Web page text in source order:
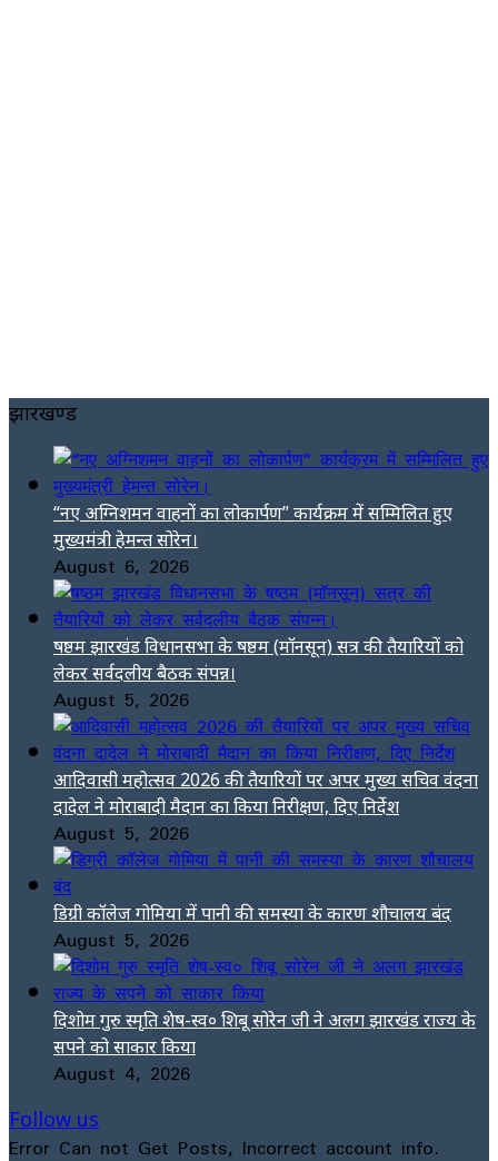
झारखण्ड
“नए अग्निशमन वाहनों का लोकार्पण” कार्यक्रम में सम्मिलित हुए
मुख्यमंत्री हेमन्त सोरेन।
August 6, 2026
षष्ठम झारखंड विधानसभा के षष्ठम (मॉनसून) सत्र की तैयारियों को
लेकर सर्वदलीय बैठक संपन्न।
August 5, 2026
आदिवासी महोत्सव 2026 की तैयारियों पर अपर मुख्य सचिव वंदना
दादेल ने मोराबादी मैदान का किया निरीक्षण, दिए निर्देश
August 5, 2026
डिग्री कॉलेज गोमिया में पानी की समस्या के कारण शौचालय बंद
August 5, 2026
दिशोम गुरु स्मृति शेष-स्व० शिबू सोरेन जी ने अलग झारखंड राज्य के
सपने को साकार किया
August 4, 2026
Follow us
Error Can not Get Posts, Incorrect account info.